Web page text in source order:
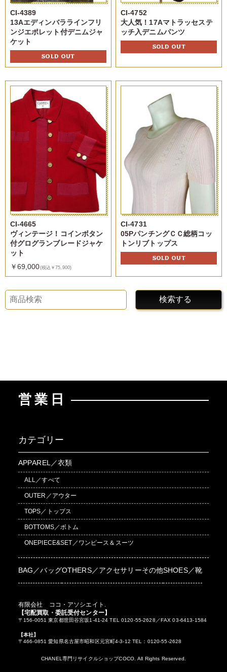
CI-4389
13Aエディンバララインフリ
ンジエポレット付デニムジャ
ケット
SOLD OUT
CI-4752
大人気！17Aマトラッセステ
ッチ入デニムパンツ
SOLD OUT
CI-4665
ヴィンテージ！コインボタン
付グログランブレードジャケ
ット
￥69,000(税込￥75,900)
CI-4731
05PパンチングＣＣ総柄コッ
トンリブトップス
SOLD OUT
検索する
営業日
カテゴリー
APPAREL／衣類
ALL／すべて
OUTER／アウター
TOPS／トップス
BOTTOMS／ボトム
ONEPIECE&SET／ワンピース＆スーツ
BAG／バッグOTHERS／アクセサリーその他SHOES／靴
有限会社 ココ・アソシエイト.
【宅配買取・委託受付センター】
〒156-0051 東京都世田谷宮坂1-41-24 TEL 0120-55-2628／FAX 03-6413-1584
【本社】
〒466-0851 愛知県名古屋市昭和区元宮町4-3-12 TEL：0120-55-2628
CHANEL専門リサイクルショップCOCO. All Rights Reserved.